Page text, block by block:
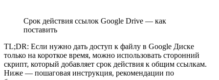
Срок действия ссылок Google Drive — как
поставить
TL;DR: Если нужно дать доступ к файлу в Google Диске
только на короткое время, можно использовать сторонний
скрипт, который добавляет срок действия к общим ссылкам.
Ниже — пошаговая инструкция, рекомендации по